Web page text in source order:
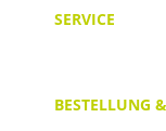
SERVICE
BESTELLUNG